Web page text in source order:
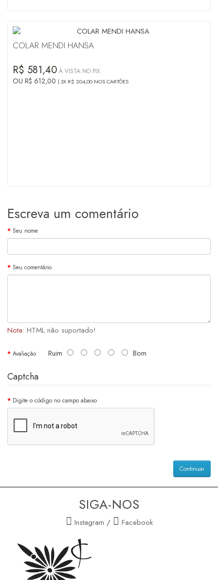
COLAR MENDI HANSA
R$ 581,40 À VISTA NO PIX
OU R$ 612,00 3X R$ 204,00 NOS CARTÕES
Escreva um comentário
Seu nome
Seu comentário
Nota: HTML não suportado!
Avaliação Ruim Bom
Captcha
Digite o código no campo abaixo
Continuar
SIGA-NOS
Instagram / Facebook